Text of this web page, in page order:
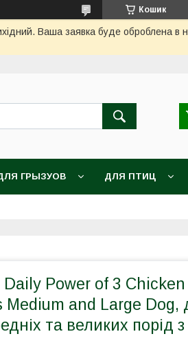
Кошик
Ваша заявка буде оброблена в
ГРЫЗУОВ ДЛЯ ПТИЦ
Daily Power of 3
Medium and Large Dog,
та великих порід з